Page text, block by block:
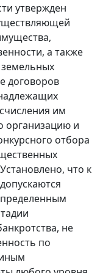
утвержден
а также
договоров
им
организацию и
отбора
что к
не
по